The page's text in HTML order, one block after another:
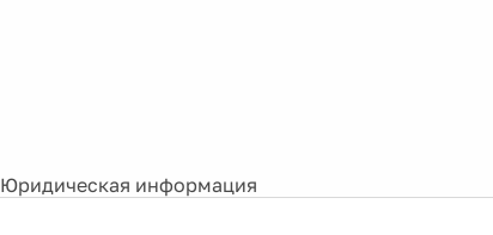
Юридическая информация